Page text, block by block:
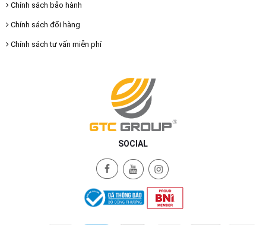
Chính sách bảo hành
Chính sách đổi hàng
Chính sách tư vấn miễn phí
SOCIAL